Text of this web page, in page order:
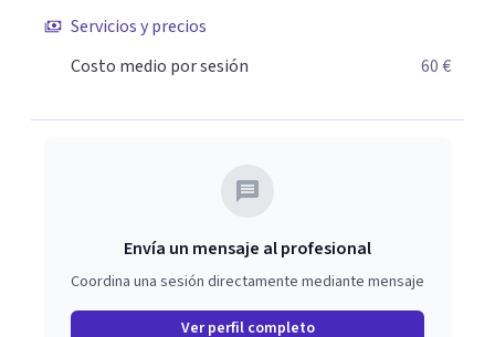
Servicios y precios
Costo medio por sesión
60 €
Envía un mensaje al profesional
Coordina una sesión directamente mediante mensaje
Ver perfil completo